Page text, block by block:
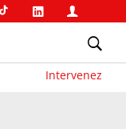
Intervenez